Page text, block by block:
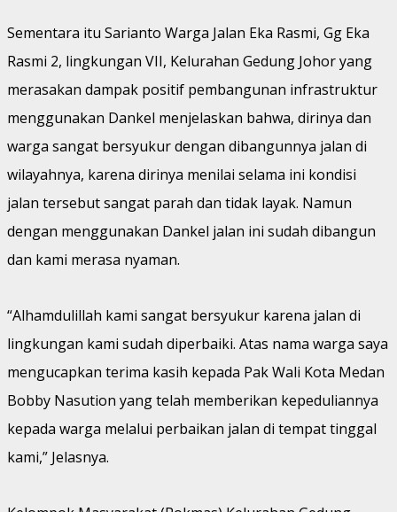
Sementara itu Sarianto Warga Jalan Eka Rasmi, Gg Eka
Rasmi 2, lingkungan VII, Kelurahan Gedung Johor yang
merasakan dampak positif pembangunan infrastruktur
menggunakan Dankel menjelaskan bahwa, dirinya dan
warga sangat bersyukur dengan dibangunnya jalan di
wilayahnya, karena dirinya menilai selama ini kondisi
jalan tersebut sangat parah dan tidak layak. Namun
dengan menggunakan Dankel jalan ini sudah dibangun
dan kami merasa nyaman.
“Alhamdulillah kami sangat bersyukur karena jalan di
lingkungan kami sudah diperbaiki. Atas nama warga saya
mengucapkan terima kasih kepada Pak Wali Kota Medan
Bobby Nasution yang telah memberikan kepeduliannya
kepada warga melalui perbaikan jalan di tempat tinggal
kami,” Jelasnya.